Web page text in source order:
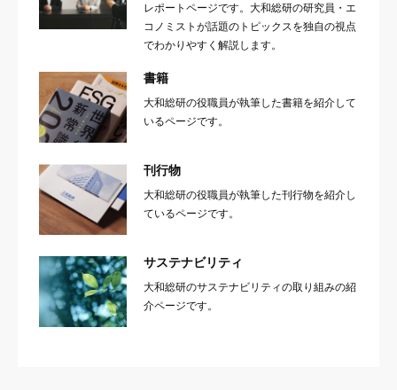
レポートページです。大和総研の研究員・エ
コノミストが話題のトピックスを独自の視点
でわかりやすく解説します。
書籍
大和総研の役職員が執筆した書籍を紹介して
いるページです。
刊行物
大和総研の役職員が執筆した刊行物を紹介し
ているページです。
サステナビリティ
大和総研のサステナビリティの取り組みの紹
介ページです。